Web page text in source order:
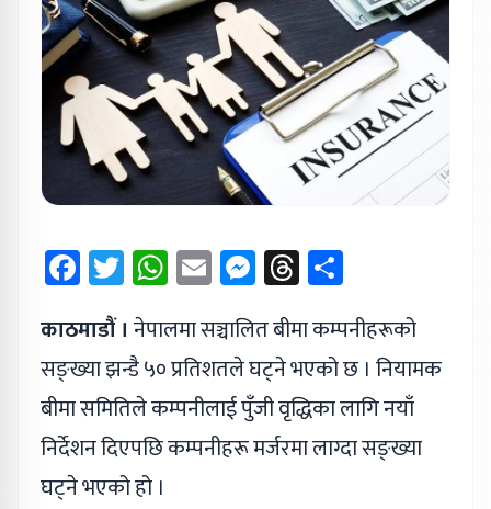
Facebook
Twitter
WhatsApp
EmailMessenger
Threads
काठमाडौं । नेपालमा सञ्चालित बीमा कम्पनीहरूको
सङ्ख्या झन्डै ५० प्रतिशतले घट्ने भएको छ । नियामक
बीमा समितिले कम्पनीलाई पुँजी वृद्धिका लागि नयाँ
निर्देशन दिएपछि कम्पनीहरू मर्जरमा लाग्दा सङ्ख्या
घट्ने भएको हो ।